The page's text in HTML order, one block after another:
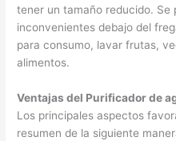
tener un tamaño reducido. Se
inconvenientes debajo del
para consumo, lavar frutas,
alimentos.
Ventajas del Purificador de
Los principales aspectos
resumen de la siguiente